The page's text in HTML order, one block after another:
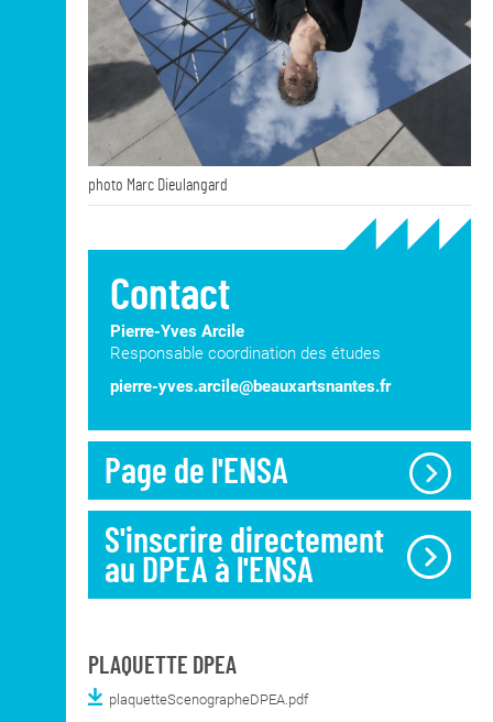
photo Marc Dieulangard
Contact
Pierre-Yves Arcile
Responsable coordination des études
pierre-yves.arcile@beauxartsnantes.fr
Page de l'ENSA
S'inscrire directement
au DPEA à l'ENSA
PLAQUETTE DPEA
plaquetteScenographeDPEA.pdf